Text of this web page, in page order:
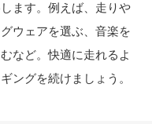
ます。例えば、走りや
ウェアを選ぶ、音楽を
など。快適に走れるよ
ングを続けましょう。